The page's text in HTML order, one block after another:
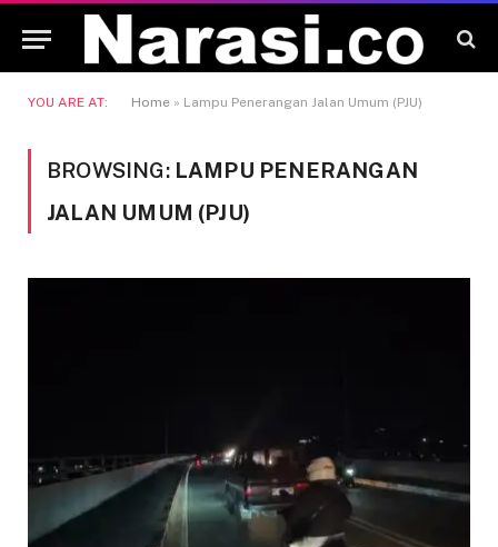
YOU ARE AT: Home » Lampu Penerangan Jalan Umum (PJU)
BROWSING: LAMPU PENERANGAN
JALAN UMUM (PJU)